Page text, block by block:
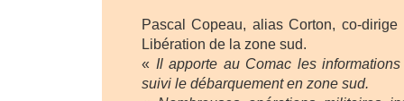
Pascal Copeau, alias Corton, co-dirige
Libération de la zone sud.
« Il apporte au Comac les
suivi le débarquement en zone sud.